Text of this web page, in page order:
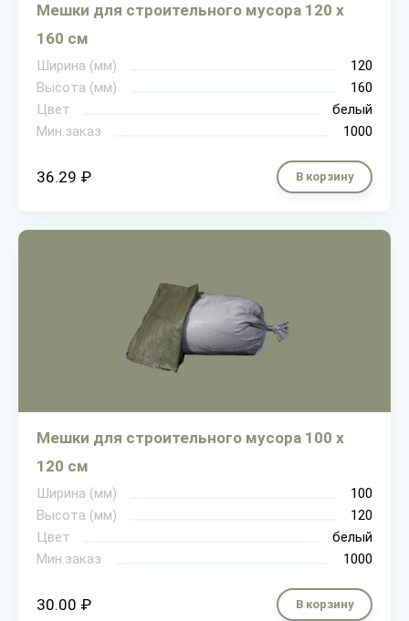
Мешки для строительного мусора 120 х
160 см
Ширина (мм)
120
Высота (мм)
160
Цвет
белый
Мин.заказ
1000
36.29 ₽ В корзину
Мешки для строительного мусора 100 х
120 см
Ширина (мм)
100
Высота (мм)
120
Цвет
белый
Мин.заказ
1000
30.00 ₽ В корзину